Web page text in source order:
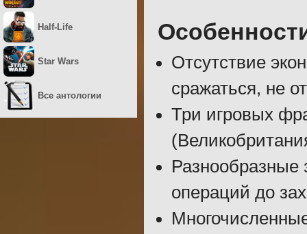
Отсутствие
сражаться, не
Три игровых
Разнообразные
операций до
Half-Life
Star Wars
Все антологии